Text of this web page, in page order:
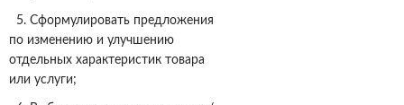
5. Сформулировать предложения
по изменению и улучшению
отдельных характеристик товара
или услуги;